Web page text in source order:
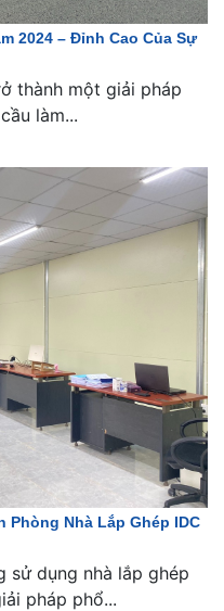
2024 – Đỉnh Cao Của Sự
thành một giải pháp
làm...
Phòng Nhà Lắp Ghép IDC
sử dụng nhà lắp ghép
pháp phổ...